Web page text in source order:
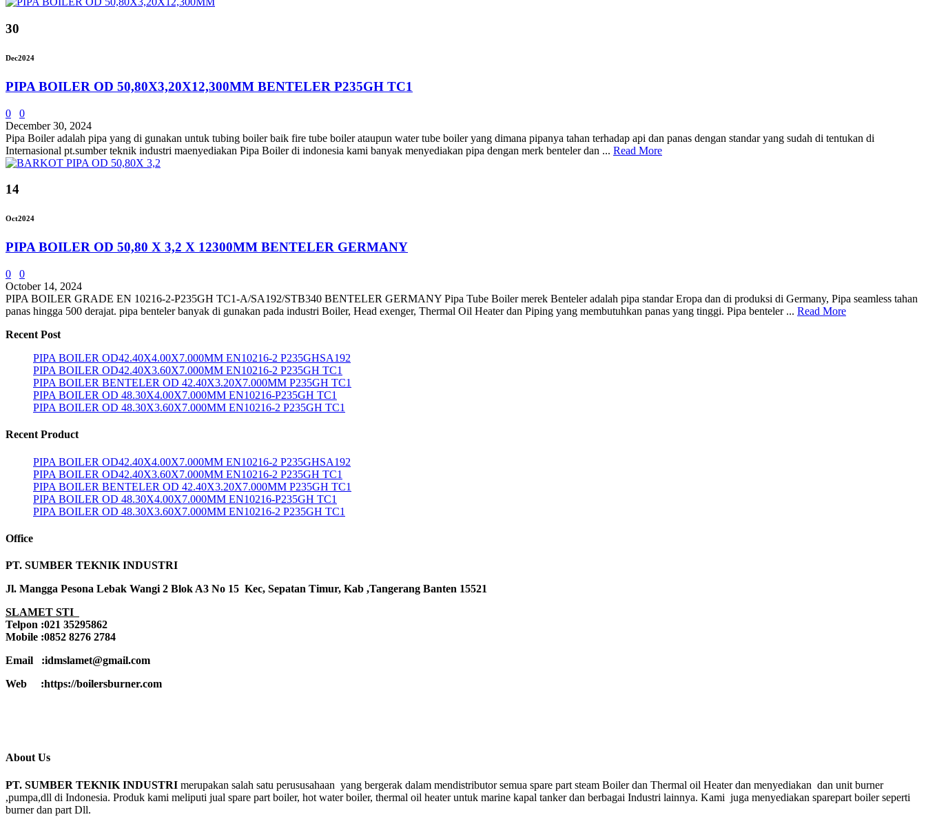
30
Dec2024
PIPA BOILER OD 50,80X3,20X12,300MM BENTELER P235GH TC1
0
0
December 30, 2024
Pipa Boiler adalah pipa yang di gunakan untuk tubing boiler baik fire tube boiler ataupun water tube boiler yang dimana pipanya tahan terhadap api dan panas dengan standar yang sudah di tentukan di
Internasional pt.sumber teknik industri maenyediakan Pipa Boiler di indonesia kami banyak menyediakan pipa dengan merk benteler dan ... Read More
14
Oct2024
PIPA BOILER OD 50,80 X 3,2 X 12300MM BENTELER GERMANY
0
0
October 14, 2024
PIPA BOILER GRADE EN 10216-2-P235GH TC1-A/SA192/STB340 BENTELER GERMANY Pipa Tube Boiler merek Benteler adalah pipa standar Eropa dan di produksi di Germany, Pipa seamless tahan
panas hingga 500 derajat. pipa benteler banyak di gunakan pada industri Boiler, Head exenger, Thermal Oil Heater dan Piping yang membutuhkan panas yang tinggi. Pipa benteler ... Read More
Recent Post
PIPA BOILER OD42.40X4.00X7.000MM EN10216-2 P235GHSA192
PIPA BOILER OD42.40X3.60X7.000MM EN10216-2 P235GH TC1
PIPA BOILER BENTELER OD 42.40X3.20X7.000MM P235GH TC1
PIPA BOILER OD 48.30X4.00X7.000MM EN10216-P235GH TC1
PIPA BOILER OD 48.30X3.60X7.000MM EN10216-2 P235GH TC1
Recent Product
PIPA BOILER OD42.40X4.00X7.000MM EN10216-2 P235GHSA192
PIPA BOILER OD42.40X3.60X7.000MM EN10216-2 P235GH TC1
PIPA BOILER BENTELER OD 42.40X3.20X7.000MM P235GH TC1
PIPA BOILER OD 48.30X4.00X7.000MM EN10216-P235GH TC1
PIPA BOILER OD 48.30X3.60X7.000MM EN10216-2 P235GH TC1
Office
PT. SUMBER TEKNIK INDUSTRI
Jl. Mangga Pesona Lebak Wangi 2 Blok A3 No 15 Kec, Sepatan Timur, Kab ,Tangerang Banten 15521
SLAMET STI
Telpon :021 35295862
Mobile :0852 8276 2784
Email :idmslamet@gmail.com
Web :https://boilersburner.com
About Us
PT. SUMBER TEKNIK INDUSTRI merupakan salah satu perususahaan yang bergerak dalam mendistributor semua spare part steam Boiler dan Thermal oil Heater dan menyediakan dan unit burner
,pumpa,dll di Indonesia. Produk kami meliputi jual spare part boiler, hot water boiler, thermal oil heater untuk marine kapal tanker dan berbagai Industri lainnya. Kami juga menyediakan sparepart boiler seperti
burner dan part Dll.